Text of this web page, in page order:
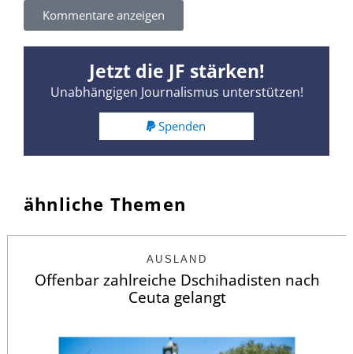
Kommentare anzeigen
Jetzt die JF stärken!
Unabhängigen Journalismus unterstützen!
Spenden
ähnliche Themen
AUSLAND
Offenbar zahlreiche Dschihadisten nach
Ceuta gelangt